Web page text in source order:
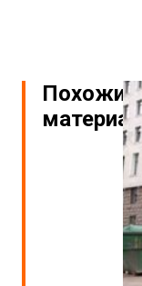
Похожие